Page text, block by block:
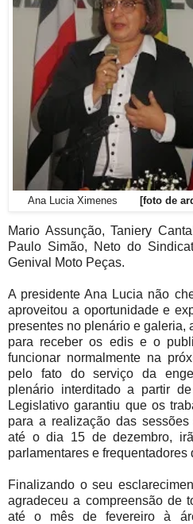
Ana Lucia Ximenes [foto de
Mario Assunção, Taniery
Paulo Simão, Neto do
Genival Moto Peças.
A presidente Ana Lucia não
aproveitou a oportunidade e
presentes no plenário e galeria,
para receber os edis e o
funcionar normalmente na
pelo fato do serviço da
plenário interditado a partir
Legislativo garantiu que os
para a realização das
até o dia 15 de dezembro,
parlamentares e frequentadores
Finalizando o seu
agradeceu a compreensão de
até o mês de fevereiro à